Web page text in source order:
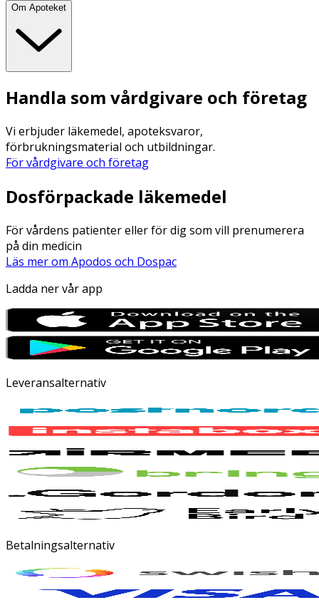
Om Apoteket
Handla som vårdgivare och företag
Vi erbjuder läkemedel, apoteksvaror,
förbrukningsmaterial och utbildningar.
För vårdgivare och företag
Dosförpackade läkemedel
För vårdens patienter eller för dig som vill prenumerera
på din medicin
Läs mer om Apodos och Dospac
Ladda ner vår app
Leveransalternativ
Betalningsalternativ